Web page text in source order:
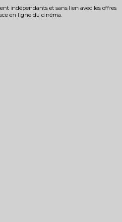
indépendants et sans lien avec les offres
en ligne du cinéma.